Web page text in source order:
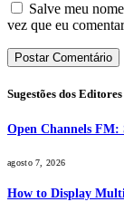
Salve meu
vez que eu
Sugestões dos Editores
Open Channels FM:
agosto 7, 2026
How to Display